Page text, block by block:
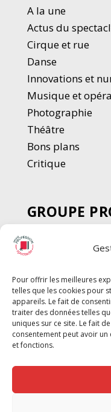
Pour offrir les meilleures
telles que les cookies pour
appareils. Le fait de
traiter des données telles
uniques sur ce site. Le fait
consentement peut avoir
et fonctions.
A la une
Actus du
Cirque et rue
Danse
Innovations et
Musique et opéra
Photographie
Théâtre
Bons plans
Critique
GROUPE
SPECTACLE
Chèque
Chèque Compta
Chèque Emploi
G-Pods
Profession